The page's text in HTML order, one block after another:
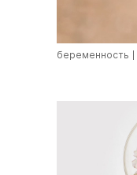
беременность